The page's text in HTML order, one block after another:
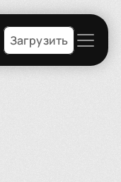
Загрузить